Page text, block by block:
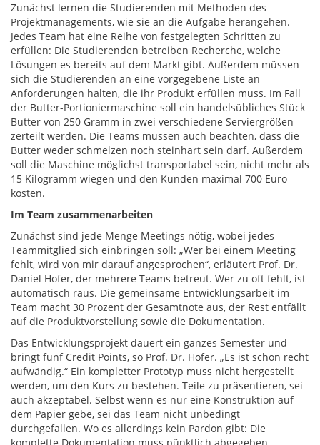
Zunächst lernen die Studierenden mit Methoden des
Projektmanagements, wie sie an die Aufgabe herangehen.
Jedes Team hat eine Reihe von festgelegten Schritten zu
erfüllen: Die Studierenden betreiben Recherche, welche
Lösungen es bereits auf dem Markt gibt. Außerdem müssen
sich die Studierenden an eine vorgegebene Liste an
Anforderungen halten, die ihr Produkt erfüllen muss. Im Fall
der Butter-Portioniermaschine soll ein handelsübliches Stück
Butter von 250 Gramm in zwei verschiedene Serviergrößen
zerteilt werden. Die Teams müssen auch beachten, dass die
Butter weder schmelzen noch steinhart sein darf. Außerdem
soll die Maschine möglichst transportabel sein, nicht mehr als
15 Kilogramm wiegen und den Kunden maximal 700 Euro
kosten.
Im Team zusammenarbeiten
Zunächst sind jede Menge Meetings nötig, wobei jedes
Teammitglied sich einbringen soll: „Wer bei einem Meeting
fehlt, wird von mir darauf angesprochen“, erläutert Prof. Dr.
Daniel Hofer, der mehrere Teams betreut. Wer zu oft fehlt, ist
automatisch raus. Die gemeinsame Entwicklungsarbeit im
Team macht 30 Prozent der Gesamtnote aus, der Rest entfällt
auf die Produktvorstellung sowie die Dokumentation.
Das Entwicklungsprojekt dauert ein ganzes Semester und
bringt fünf Credit Points, so Prof. Dr. Hofer. „Es ist schon recht
aufwändig.“ Ein kompletter Prototyp muss nicht hergestellt
werden, um den Kurs zu bestehen. Teile zu präsentieren, sei
auch akzeptabel. Selbst wenn es nur eine Konstruktion auf
dem Papier gebe, sei das Team nicht unbedingt
durchgefallen. Wo es allerdings kein Pardon gibt: Die